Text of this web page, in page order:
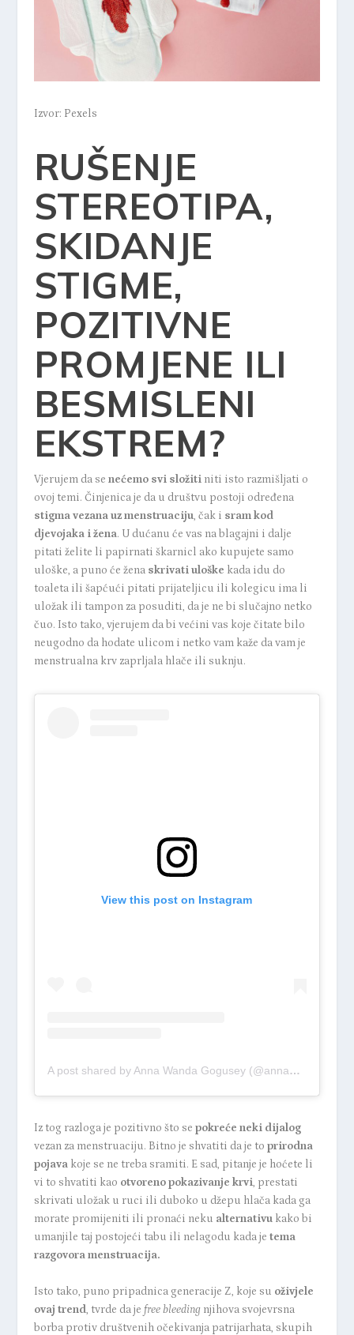
Izvor: Pexels
RUŠENJE
STEREOTIPA,
SKIDANJE
STIGME,
POZITIVNE
PROMJENE ILI
BESMISLENI
EKSTREM?
Vjerujem da se nećemo svi složitiniti isto razmišljati o
ovoj temi. Činjenica je da u društvu postoji određena
stigma vezana uz menstruaciju, čak i sram kod
djevojaka i žena. U dućanu će vas na blagajni i dalje
pitati želite li papirnati škarnicl ako kupujete samo
uloške, a puno će žena skrivati uloške kada idu do
toaleta ili šapćući pitati prijateljicu ili kolegicu ima li
uložak ili tampon za posuditi, da je ne bi slučajno netko
čuo. Isto tako, vjerujem da bi većini vas koje čitate bilo
neugodno da hodate ulicom i netko vam kaže da vam je
menstrualna krv zaprljala hlače ili suknju.
View this post on Instagram
A post shared by Anna Wanda Gogusey (@annawandagogusey)
Iz tog razloga je pozitivno što se pokreće neki dijalog
vezan za menstruaciju. Bitno je shvatiti da je to prirodna
pojavakoje se ne treba sramiti. E sad, pitanje je hoćete li
vi to shvatiti kao otvoreno pokazivanje krvi, prestati
skrivati uložak u ruci ili duboko u džepu hlača kada ga
morate promijeniti ili pronaći neku alternativukako bi
umanjile taj postojeći tabu ili nelagodu kada je tema
razgovora menstruacija.
Isto tako, puno pripadnica generacije Z, koje su oživjele
ovaj trend, tvrde da je free bleedingnjihova svojevrsna
borba protiv društvenih očekivanja patrijarhata, skupih